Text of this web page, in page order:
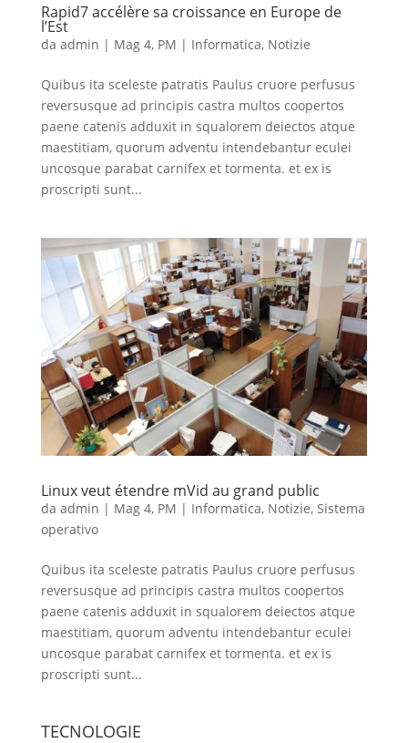
Rapid7 accélère sa croissance en Europe de
l’Est
da admin | Mag 4, PM | Informatica, Notizie
Quibus ita sceleste patratis Paulus cruore perfusus
reversusque ad principis castra multos coopertos
paene catenis adduxit in squalorem deiectos atque
maestitiam, quorum adventu intendebantur eculei
uncosque parabat carnifex et tormenta. et ex is
proscripti sunt...
Linux veut étendre mVid au grand public
da admin | Mag 4, PM | Informatica, Notizie, Sistema
operativo
Quibus ita sceleste patratis Paulus cruore perfusus
reversusque ad principis castra multos coopertos
paene catenis adduxit in squalorem deiectos atque
maestitiam, quorum adventu intendebantur eculei
uncosque parabat carnifex et tormenta. et ex is
proscripti sunt...
TECNOLOGIE